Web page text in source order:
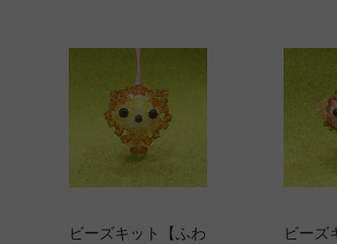
ビーズキット【ふわ
ビーズ